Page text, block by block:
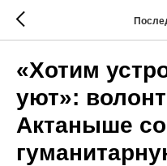
«Хотим
уют»:
Актаныше